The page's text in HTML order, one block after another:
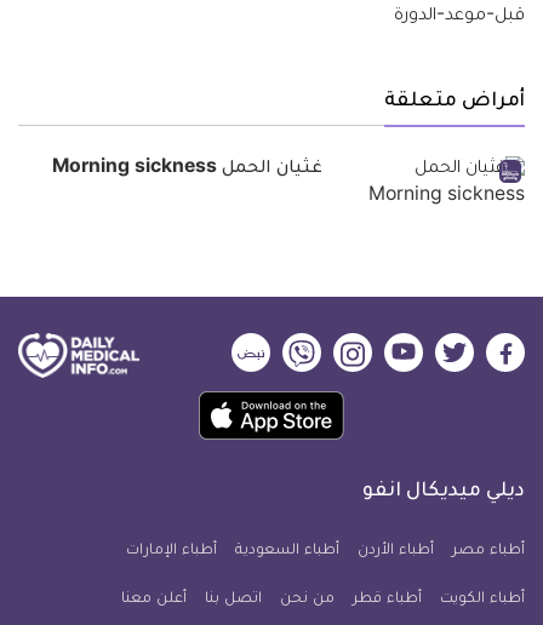
أمراض متعلقة
غثيان الحمل Morning sickness
ديلي
فيسبوك
ديلي
تويتر
ديلي
ميديكال
يوتيوب
ديلي
ميديكال
انفو
ديلي
ميديكال
انفو
ديلي
ميديكال
انفو
حمل
تطبيق
معلومة
للآيفون
ديلي ميديكال انفو
أطباء مصر أطباء الأردن أطباء السعودية أطباء الإمارات
أطباء الكويت أطباء قطر من نحن اتصل بنا أعلن معنا